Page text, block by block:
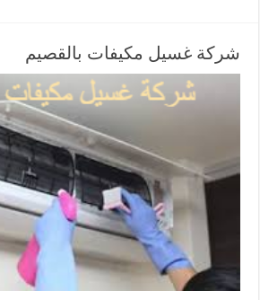
شركة غسيل مكيفات بالقصيم